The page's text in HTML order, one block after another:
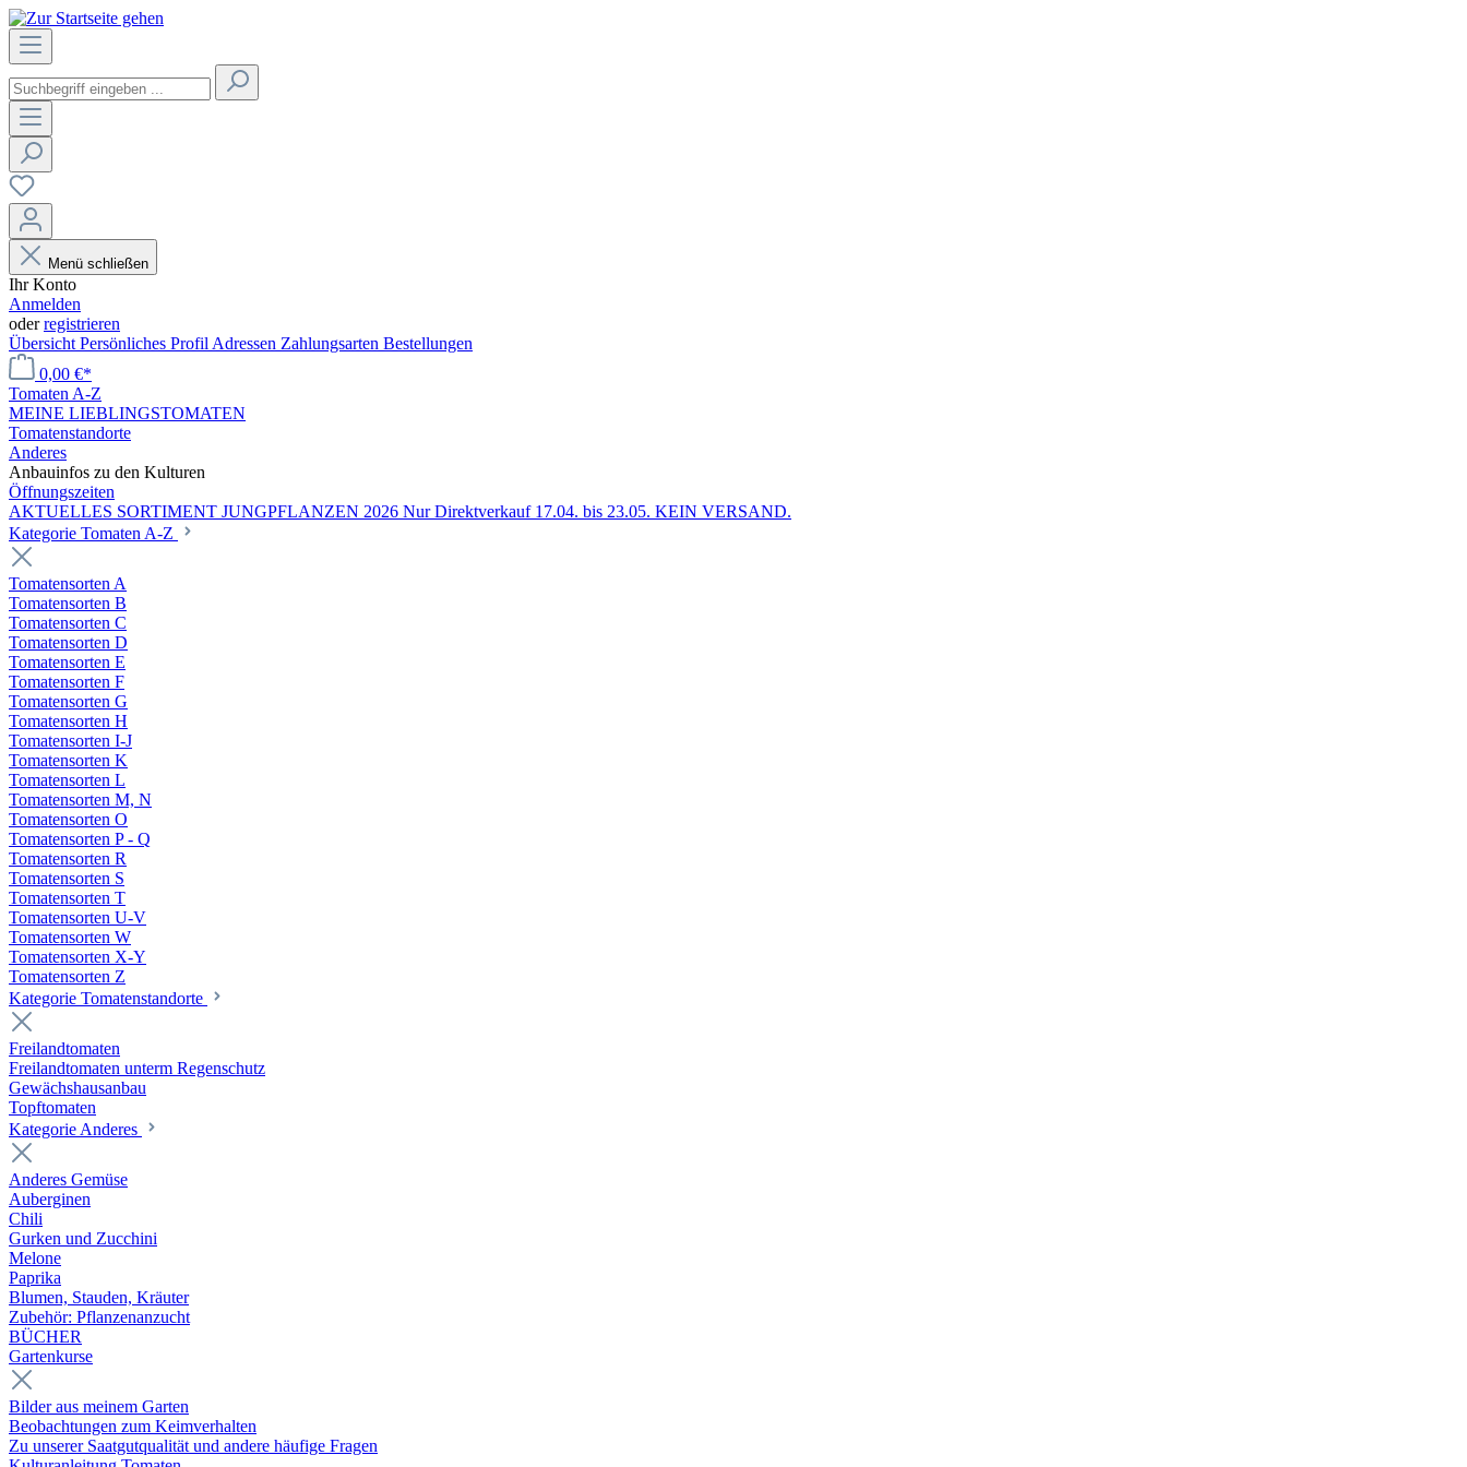
Menü schließen
Ihr Konto
Anmelden
oderregistrieren
Übersicht Persönliches Profil Adressen Zahlungsarten Bestellungen
0,00 €*
Tomaten A-Z
MEINE LIEBLINGSTOMATEN
Tomatenstandorte
Anderes
Anbauinfos zu den Kulturen
Öffnungszeiten
AKTUELLES SORTIMENT JUNGPFLANZEN 2026 Nur Direktverkauf 17.04. bis 23.05. KEIN VERSAND.
Kategorie Tomaten A-Z
Tomatensorten A
Tomatensorten B
Tomatensorten C
Tomatensorten D
Tomatensorten E
Tomatensorten F
Tomatensorten G
Tomatensorten H
Tomatensorten I-J
Tomatensorten K
Tomatensorten L
Tomatensorten M, N
Tomatensorten O
Tomatensorten P - Q
Tomatensorten R
Tomatensorten S
Tomatensorten T
Tomatensorten U-V
Tomatensorten W
Tomatensorten X-Y
Tomatensorten Z
Kategorie Tomatenstandorte
Freilandtomaten
Freilandtomaten unterm Regenschutz
Gewächshausanbau
Topftomaten
Kategorie Anderes
Anderes Gemüse
Auberginen
Chili
Gurken und Zucchini
Melone
Paprika
Blumen, Stauden, Kräuter
Zubehör: Pflanzenanzucht
BÜCHER
Gartenkurse
Bilder aus meinem Garten
Beobachtungen zum Keimverhalten
Zu unserer Saatgutqualität und andere häufige Fragen